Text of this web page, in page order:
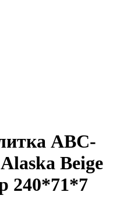
ABC-
Beige
240*71*7